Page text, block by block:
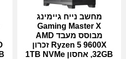
מחשב נייח גיימינג
Gaming Master X
מבוסס מעבד AMD
Ryzen 5 9600X זכרון
32GB, אחסון 1TB NVMe